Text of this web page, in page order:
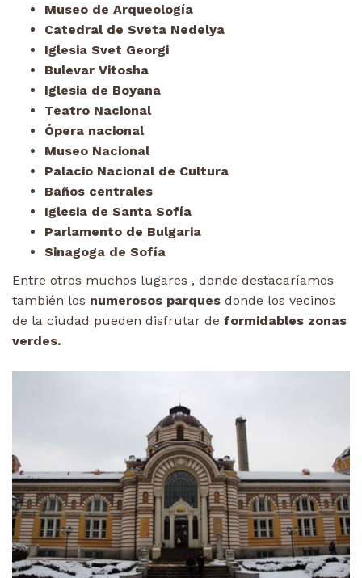
Museo de Arqueología
Catedral de Sveta Nedelya
Iglesia Svet Georgi
Bulevar Vitosha
Iglesia de Boyana
Teatro Nacional
Ópera nacional
Museo Nacional
Palacio Nacional de Cultura
Baños centrales
Iglesia de Santa Sofía
Parlamento de Bulgaria
Sinagoga de Sofía
Entre otros muchos lugares , donde destacaríamos
también los numerosos parques donde los vecinos
de la ciudad pueden disfrutar de formidables zonas
verdes.